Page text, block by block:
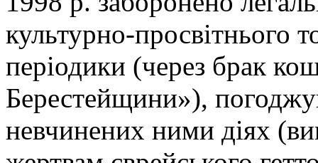
культурно-просвітнього
періодики (через брак
Берестейщини»),
невчинених ними діях